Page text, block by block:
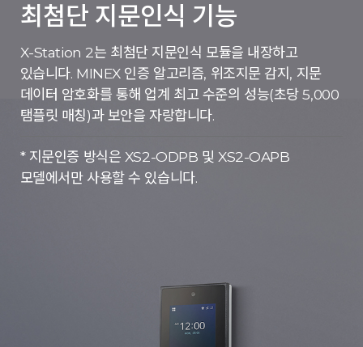
최첨단 지문인식 기능
X-Station 2는 최첨단 지문인식 모듈을 내장하고
있습니다. MINEX 인증 알고리즘, 위조지문 감지, 지문
데이터 암호화를 통해 업계 최고 수준의 성능(초당 5,000
탬플릿 매칭)과 보안을 자랑합니다.
* 지문인증 방식은 XS2-ODPB 및 XS2-OAPB
모델에서만 사용할 수 있습니다.